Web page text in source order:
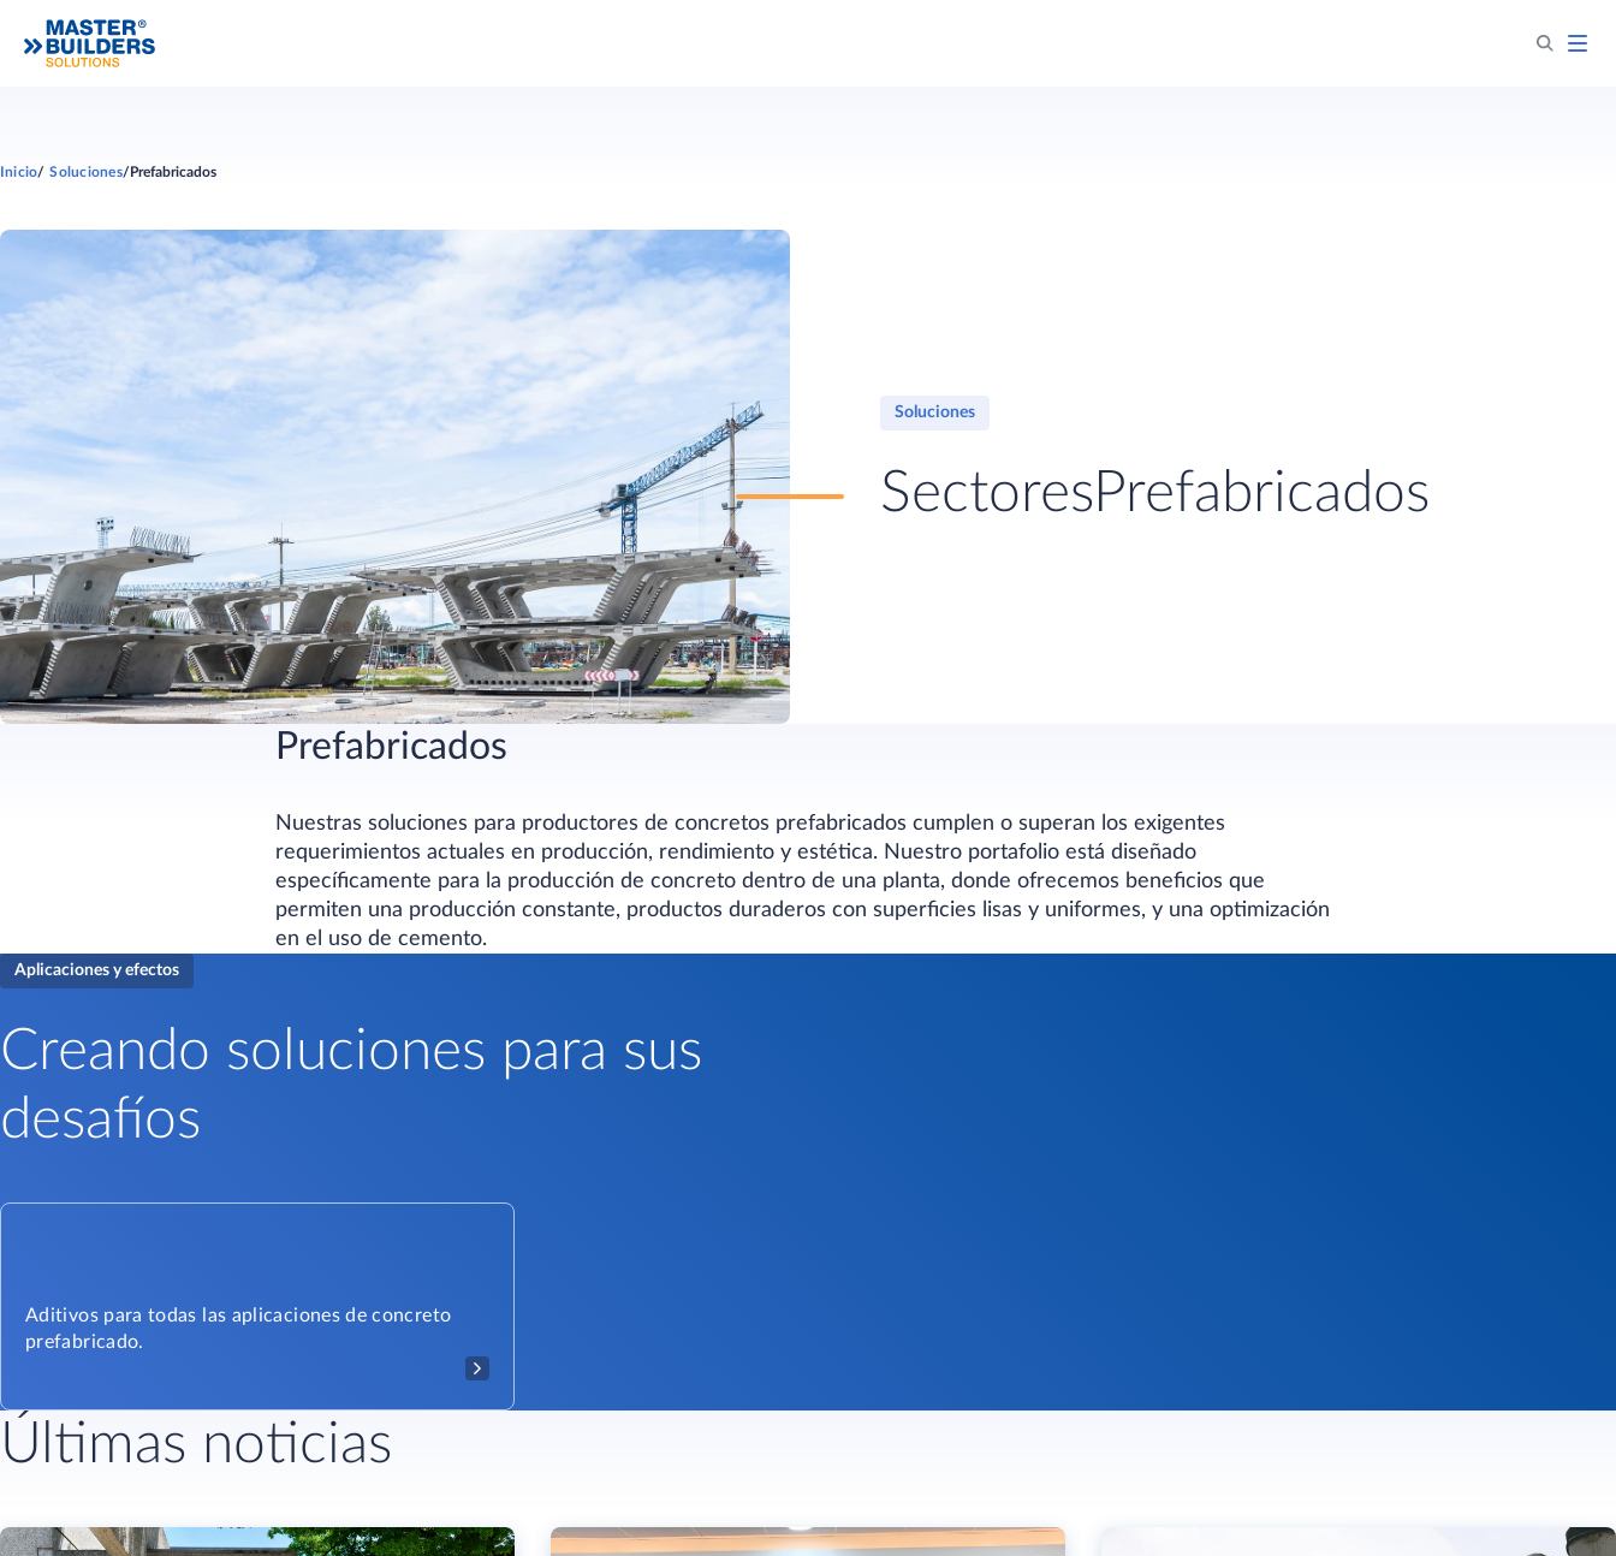
Inicio Soluciones Prefabricados
Soluciones
SectoresPrefabricados
Prefabricados
Nuestras soluciones para productores de concretos prefabricados cumplen o superan los exigentes
requerimientos actuales en producción, rendimiento y estética. Nuestro portafolio está diseñado
específicamente para la producción de concreto dentro de una planta, donde ofrecemos beneficios que
permiten una producción constante, productos duraderos con superficies lisas y uniformes, y una optimización
en el uso de cemento.
Aplicaciones y efectos
Creando soluciones para sus
desafíos
Aditivos para todas las aplicaciones de concreto
prefabricado.
Últimas noticias